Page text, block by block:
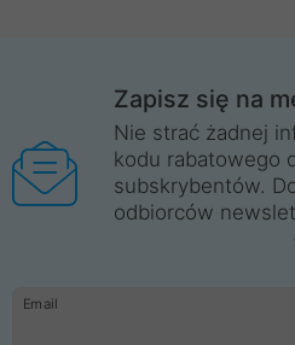
Zapisz się na
Nie strać żadnej
kodu rabatowego
subskrybentów.
odbiorców
Email